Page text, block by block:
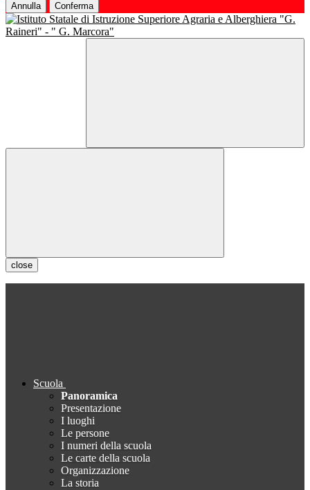
Annulla Conferma
close
Scuola
Panoramica
Presentazione
I luoghi
Le persone
I numeri della scuola
Le carte della scuola
Organizzazione
La storia